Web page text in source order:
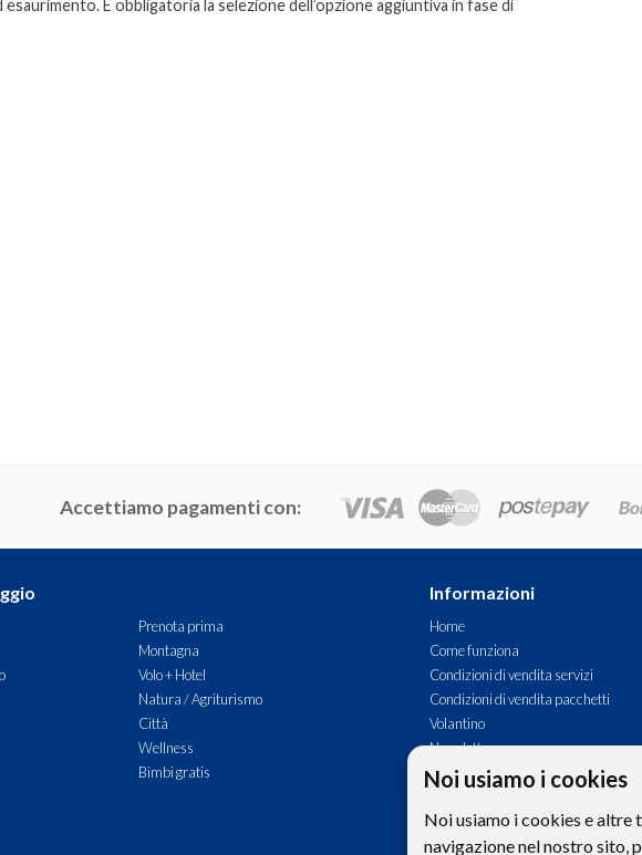
Noi usiamo i cookies
Noi usiamo i cookies e altre
navigazione nel nostro sito,
È obbligatoria la selezione dell’opzione aggiuntiva in fase di
Accettiamo pagamenti con:
Prenota prima
Montagna
Volo + Hotel
Natura / Agriturismo
Città
Wellness
Bimbi gratis
Informazioni
Home
Come funziona
Condizioni di vendita servizi
Condizioni di vendita pacchetti
Volantino
Newsletter
Commenti